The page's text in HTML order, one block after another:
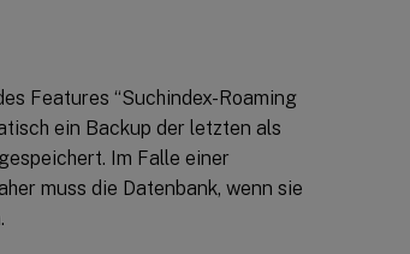
Features “Suchindex-Roaming
ein Backup der letzten als
Im Falle einer
muss die Datenbank, wenn sie